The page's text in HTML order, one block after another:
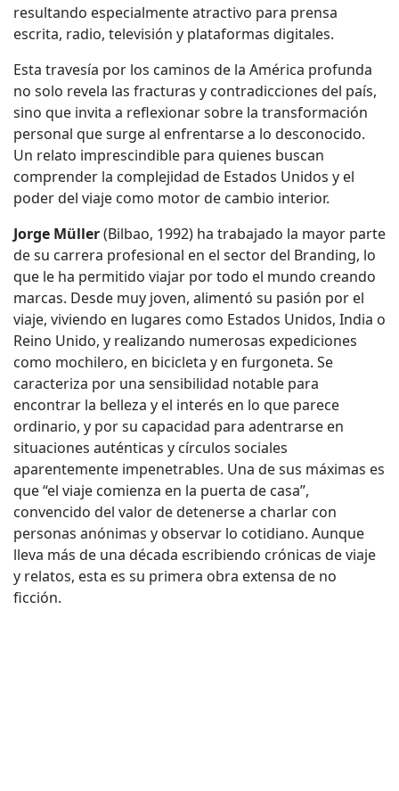
resultando especialmente atractivo para prensa
escrita, radio, televisión y plataformas digitales.
Esta travesía por los caminos de la América profunda
no solo revela las fracturas y contradicciones del país,
sino que invita a reflexionar sobre la transformación
personal que surge al enfrentarse a lo desconocido.
Un relato imprescindible para quienes buscan
comprender la complejidad de Estados Unidos y el
poder del viaje como motor de cambio interior.
Jorge Müller(Bilbao, 1992) ha trabajado la mayor parte
de su carrera profesional en el sector del Branding, lo
que le ha permitido viajar por todo el mundo creando
marcas. Desde muy joven, alimentó su pasión por el
viaje, viviendo en lugares como Estados Unidos, India o
Reino Unido, y realizando numerosas expediciones
como mochilero, en bicicleta y en furgoneta. Se
caracteriza por una sensibilidad notable para
encontrar la belleza y el interés en lo que parece
ordinario, y por su capacidad para adentrarse en
situaciones auténticas y círculos sociales
aparentemente impenetrables. Una de sus máximas es
que “el viaje comienza en la puerta de casa”,
convencido del valor de detenerse a charlar con
personas anónimas y observar lo cotidiano. Aunque
lleva más de una década escribiendo crónicas de viaje
y relatos, esta es su primera obra extensa de no
ficción.